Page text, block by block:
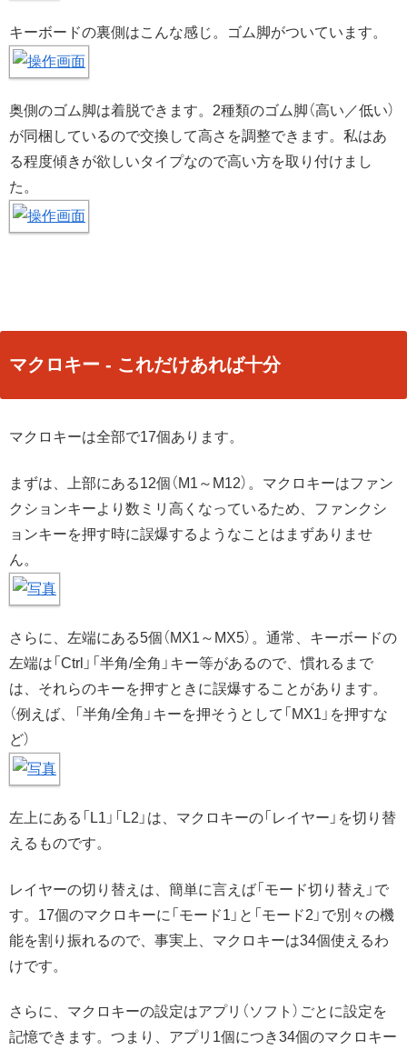
キーボードの裏側はこんな感じ。ゴム脚がついています。
奥側のゴム脚は着脱できます。2種類のゴム脚（高い／低い）
が同梱しているので交換して高さを調整できます。私はあ
る程度傾きが欲しいタイプなので高い方を取り付けまし
た。
マクロキー - これだけあれば十分
マクロキーは全部で17個あります。
まずは、上部にある12個（M1～M12）。マクロキーはファン
クションキーより数ミリ高くなっているため、ファンクシ
ョンキーを押す時に誤爆するようなことはまずありませ
ん。
さらに、左端にある5個（MX1～MX5）。通常、キーボードの
左端は「Ctrl」「半角/全角」キー等があるので、慣れるまで
は、それらのキーを押すときに誤爆することがあります。
（例えば、「半角/全角」キーを押そうとして「MX1」を押すな
ど）
左上にある「L1」「L2」は、マクロキーの「レイヤー」を切り替
えるものです。
レイヤーの切り替えは、簡単に言えば「モード切り替え」で
す。17個のマクロキーに「モード1」と「モード2」で別々の機
能を割り振れるので、事実上、マクロキーは34個使えるわ
けです。
さらに、マクロキーの設定はアプリ（ソフト）ごとに設定を
記憶できます。つまり、アプリ1個につき34個のマクロキー